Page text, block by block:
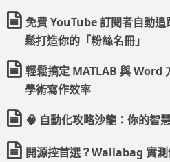
免費 YouTube 訂閱者自動
鬆打造你的「粉絲名冊」
輕鬆搞定 MATLAB 與 Word
學術寫作效率
🧠 自動化攻略沙龍：你的智
開源控首選？Wallabag 實測